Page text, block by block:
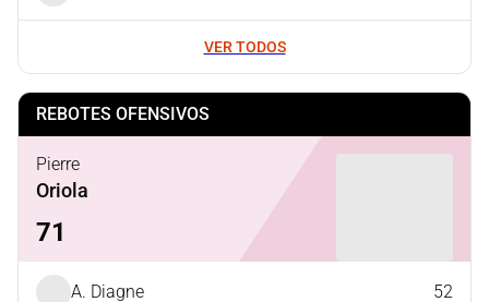
VER TODOS
REBOTES OFENSIVOS
Pierre
Oriola
71
A. Diagne 52